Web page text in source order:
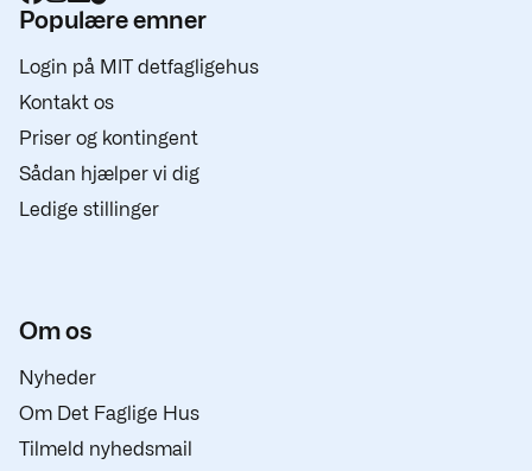
Populære emner
Login på MIT detfagligehus
Kontakt os
Priser og kontingent
Sådan hjælper vi dig
Ledige stillinger
Om os
Nyheder
Om Det Faglige Hus
Tilmeld nyhedsmail